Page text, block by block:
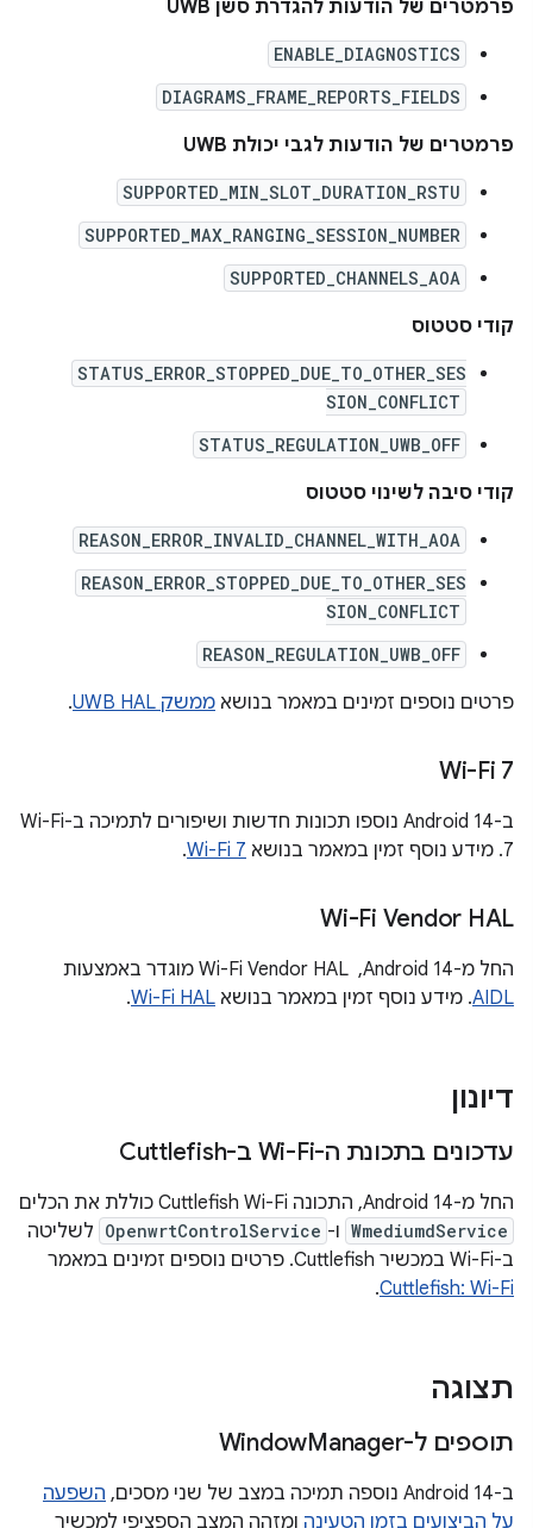
פרמטרים של הודעות להגדרת סשן UWB
ENABLE_DIAGNOSTICS
DIAGRAMS_FRAME_REPORTS_FIELDS
פרמטרים של הודעות לגבי יכולת UWB
SUPPORTED_MIN_SLOT_DURATION_RSTU
SUPPORTED_MAX_RANGING_SESSION_NUMBER
SUPPORTED_CHANNELS_AOA
קודי סטטוס
STATUS_ERROR_STOPPED_DUE_TO_OTHER_SES
SION_CONFLICT
STATUS_REGULATION_UWB_OFF
קודי סיבה לשינוי סטטוס
REASON_ERROR_INVALID_CHANNEL_WITH_AOA
REASON_ERROR_STOPPED_DUE_TO_OTHER_SES
SION_CONFLICT
REASON_REGULATION_UWB_OFF
פרטים נוספים זמינים במאמר בנושא ממשק UWB HAL .
Wi-Fi 7
ב-Android 14 נוספו תכונות חדשות ושיפורים לתמיכה ב-Wi-Fi
7. מידע נוסף זמין במאמר בנושא
Wi-Fi 7
.
Wi-Fi Vendor HAL
החל מ-Android 14, ‏ Wi-Fi Vendor HAL מוגדר באמצעות
AIDL. מידע נוסף זמין במאמר בנושא Wi-Fi HAL
.
דיונון
עדכונים בתכונת ה-Wi-Fi ב-Cuttlefish
החל מ-Android 14, התכונה Cuttlefish Wi-Fi כוללת את הכלים
WmediumdService ו- OpenwrtControlService
לשליטה
ב-Wi-Fi במכשיר Cuttlefish. פרטים נוספים זמינים במאמר
Cuttlefish: Wi-Fi
.
תצוגה
תוספים ל-WindowManager
ב-Android 14 נוספה תמיכה במצב של שני מסכים,
השפעה
על הביצועים בזמן הטעינהומזהה המצב הספציפי למכשיר